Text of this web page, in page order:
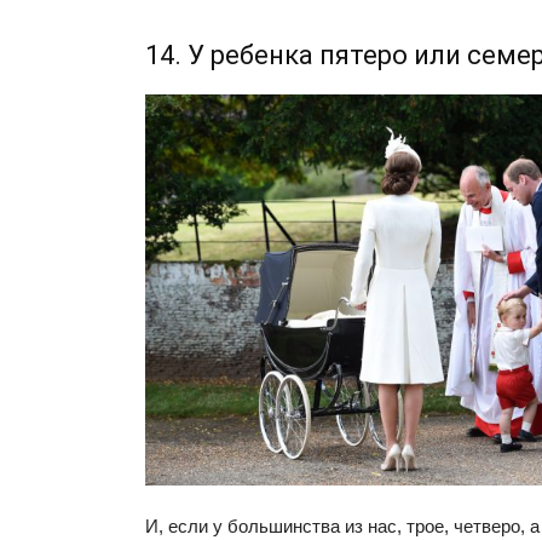
14. У ребенка пятеро или
И, если у большинства из нас, трое, четверо,